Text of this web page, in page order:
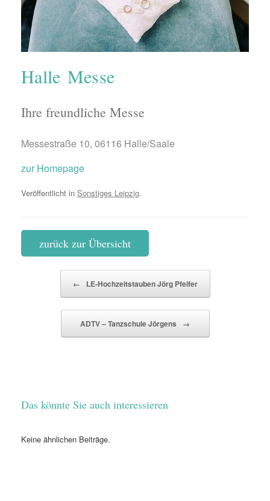
Halle Messe
Ihre freundliche Messe
Messestraße 10, 06116 Halle/Saale
zur Homepage
Veröffentlicht in Sonstiges Leipzig.
zurück zur Übersicht
← LE-Hochzeitstauben Jörg Pfeifer
ADTV – Tanzschule Jörgens →
Das könnte Sie auch interessieren
Keine ähnlichen Beiträge.